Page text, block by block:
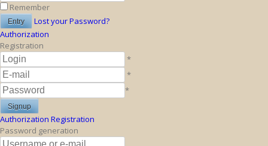
Remember
Lost your Password?
Authorization
Registration
*
*
*
Authorization Registration
Password generation